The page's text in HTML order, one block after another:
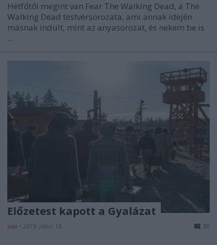
Hétfőtől megint van Fear The Walking Dead, a The
Walking Dead testvérsorozata, ami annak idején
másnak indult, mint az anyasorozat, és nekem be is
...
Előzetest kapott a Gyalázat
sixx • 2019. július 18. 30